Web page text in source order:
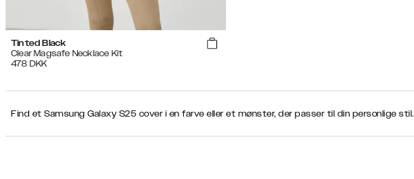
Tinted Black
Clear Magsafe Necklace Kit
478 DKK
Find et Samsung Galaxy S25 cover i en farve eller et mønster, der passer til din personlige stil.